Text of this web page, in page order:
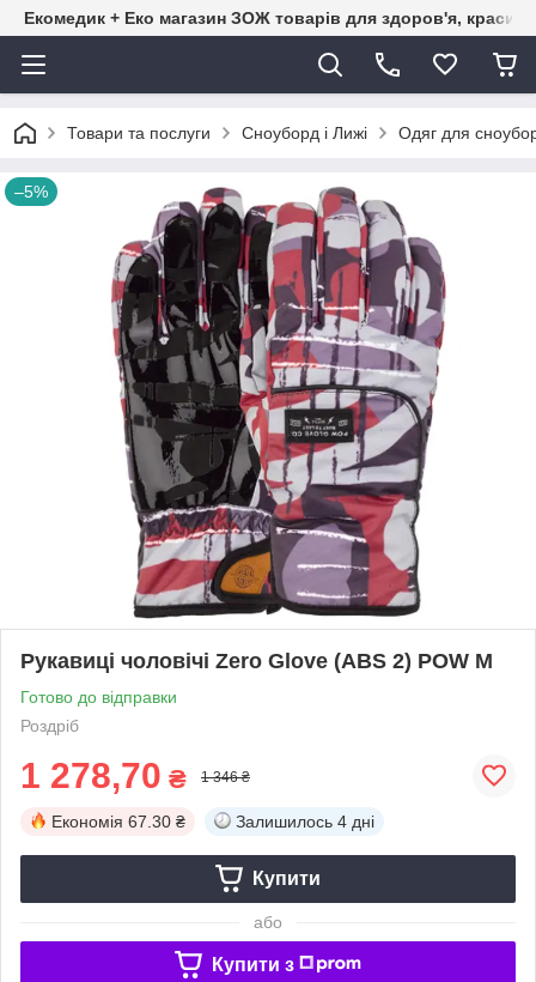
Екомедик + Еко магазин ЗОЖ товарів для здоров'я, краси
Товари та послуги Сноуборд і Лижі Одяг для
–5%
Рукавиці чоловічі Zero Glove (ABS 2) POW M
Готово до відправки
Роздріб
1 278,70 ₴ 1 346 ₴
Економія 67.30 ₴ Залишилось 4 дні
Купити
або
Купити з